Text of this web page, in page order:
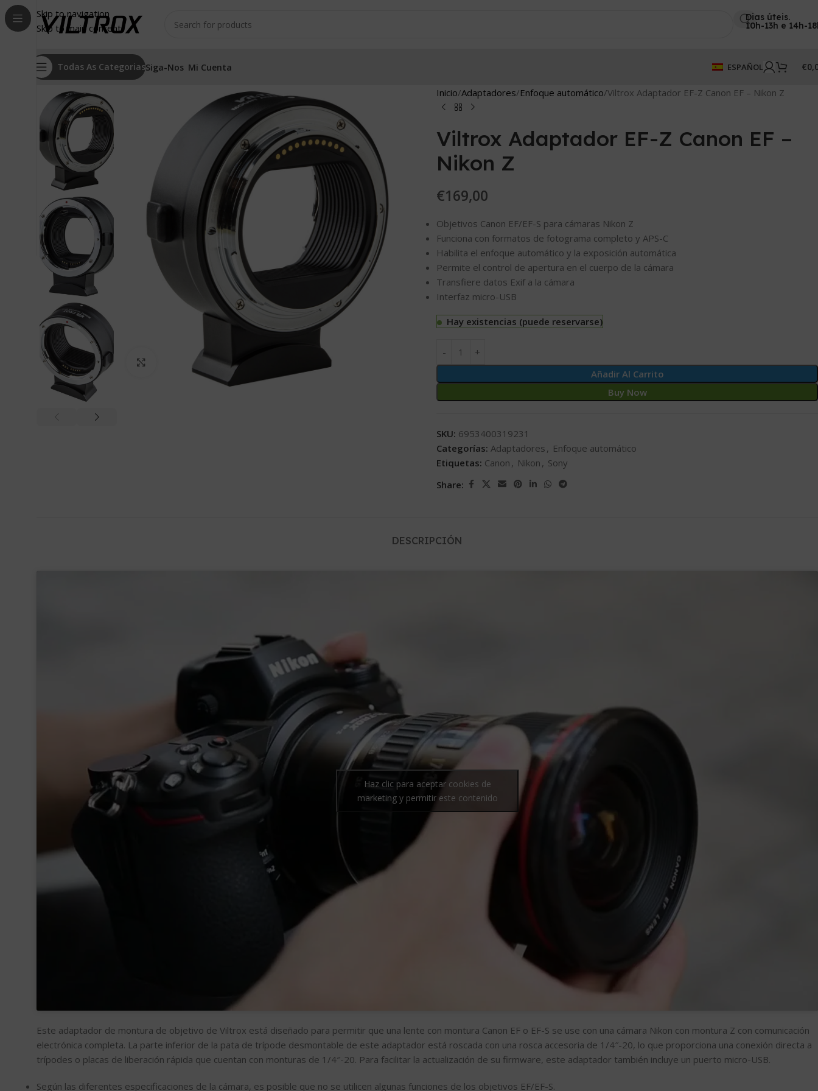
Skip to navigation
Skip to main content
Dias úteis.
10h-13h e 14h-
Todas As CategoriasSiga-Nos Mi Cuenta ESPAÑOL €
Click to enlarge
Inicio Adaptadores Enfoque automático Viltrox Adaptador EF-Z Canon EF – Nikon Z
Viltrox Adaptador EF-Z Canon EF –
Nikon Z
€169,00
Objetivos Canon EF/EF-S para cámaras Nikon Z
Funciona con formatos de fotograma completo y APS-C
Habilita el enfoque automático y la exposición automática
Permite el control de apertura en el cuerpo de la cámara
Transfiere datos Exif a la cámara
Interfaz micro-USB
Hay existencias (puede reservarse)
Añadir Al Carrito
Buy Now
SKU: 6953400319231
Categorías: Adaptadores , Enfoque automático
Etiquetas: Canon , Nikon , Sony
Share:
DESCRIPCIÓN
Haz clic para aceptar cookies de
marketing y permitir este contenido
Este adaptador de montura de objetivo de Viltrox está diseñado para permitir que una lente con montura Canon EF o EF-S se use con una cámara Nikon con montura Z con comunicación
electrónica completa. La parte inferior de la pata de trípode desmontable de este adaptador está roscada con una rosca accesoria de 1/4″-20, lo que proporciona una conexión directa a
trípodes o placas de liberación rápida que cuentan con monturas de 1/4″-20. Para facilitar la actualización de su firmware, este adaptador también incluye un puerto micro-USB.
Según las diferentes especificaciones de la cámara, es posible que no se utilicen algunas funciones de los objetivos EF/EF-S.